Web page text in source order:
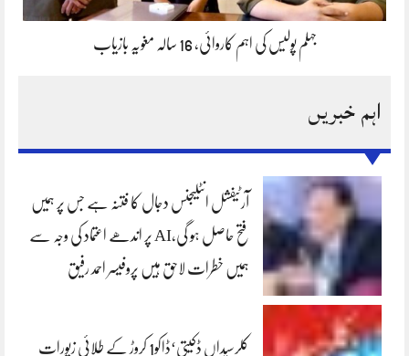
جہلم پولیس کی اہم کاروائی، 16 سالہ مغویہ بازیاب
اہم خبریں
آرٹیفشل انٹلیجنس دجال کا فتنہ ہے جس پر ہمیں
فتح حاصل ہو گی،AI پر اندھے اعتماد کی وجہ سے
ہمیں خطرات لاحق ہیں پروفیسر احمد رفیق
کلرسیداں ڈکیتی‘ڈاکو1 کروڑ کے طلائی زیورات